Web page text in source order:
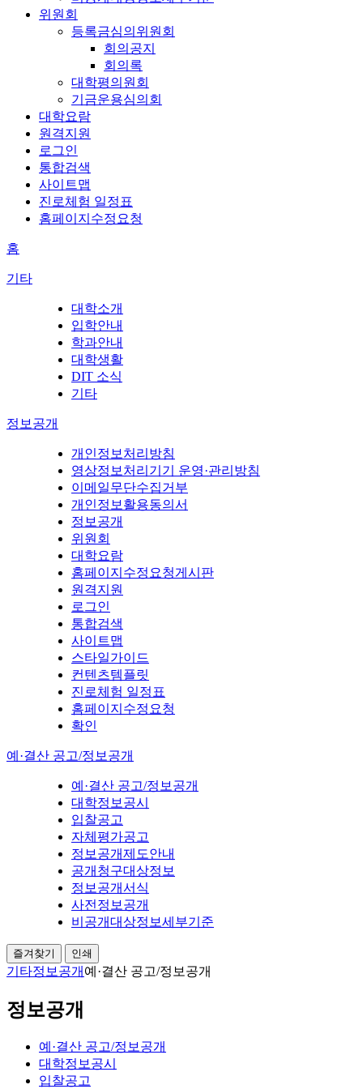
위원회
등록금심의위원회
회의공지
회의록
대학평의원회
기금운용심의회
대학요람
원격지원
로그인
통합검색
사이트맵
진로체험 일정표
홈페이지수정요청
홈
기타
대학소개
입학안내
학과안내
대학생활
DIT 소식
기타
정보공개
개인정보처리방침
영상정보처리기기 운영·관리방침
이메일무단수집거부
개인정보활용동의서
정보공개
위원회
대학요람
홈페이지수정요청게시판
원격지원
로그인
통합검색
사이트맵
스타일가이드
컨텐츠템플릿
진로체험 일정표
홈페이지수정요청
확인
예·결산 공고/정보공개
예·결산 공고/정보공개
대학정보공시
입찰공고
자체평가공고
정보공개제도안내
공개청구대상정보
정보공개서식
사전정보공개
비공개대상정보세부기준
즐겨찾기 인쇄
기타정보공개 예·결산 공고/정보공개
정보공개
예·결산 공고/정보공개
대학정보공시
입찰공고